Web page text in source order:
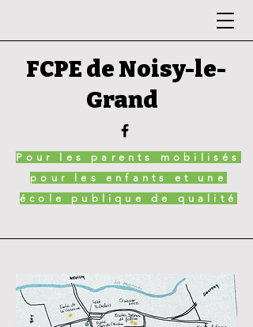
FCPE de Noisy-le-
Grand
Pour les parents mobilisés
pour les enfants et une
école publique de qualité